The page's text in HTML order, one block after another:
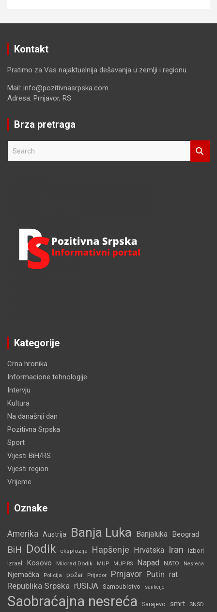
Kontakt
Pratimo za Vas najaktuelnija dešavanja u zemlji i regionu.
Mail: info@pozitivnasrpska.com
Adresa: Prnjavor, RS
Brza pretraga
Kategorije
Crna hronika
Informacione tehnologije
Intervju
Kultura
Na današnji dan
Pozitivna Srpska
Sport
Vijesti BiH/RS
Vijesti region
Vrijeme
Oznake
Amerika Austrija Banja Luka Banjaluka Beograd
BiH Dodik eksplozija Hapšenje Hrvatska Iran Izbori
Izrael Kosovo Milorad Dodik MUP MUP RS Napad NATO Nesreća
Njemačka Policija požar Prijedor Prnjavor Putin rat
Republika Srpska rUSIJA Samoubistvo sankcije
Saobraćajna nesreća Sarajevo smrt SNSD